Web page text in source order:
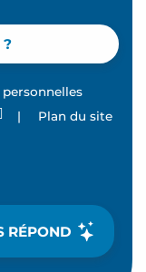
RÉPOND
?
personnelles
| Plan du site